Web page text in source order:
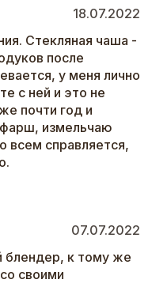
18.07.2022
Стекляная чаша -
после
у меня лично
с ней и это не
почти год и
измельчаю
всем справляется,
07.07.2022
блендер, к тому же
своими